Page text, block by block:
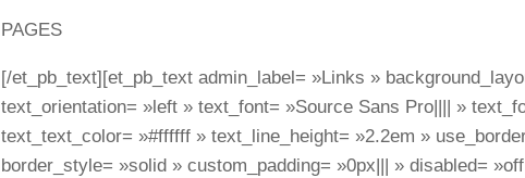
PAGES
[/et_pb_text][et_pb_text admin_label= »Links »
text_orientation= »left » text_font= »Source Sans Pro|||| »
text_text_color= »#ffffff » text_line_height= »2.2em »
border_style= »solid » custom_padding= »0px||| » disabled=